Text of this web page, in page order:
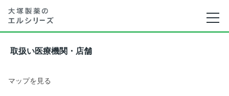
取扱い医療機関・店舗
マップを見る